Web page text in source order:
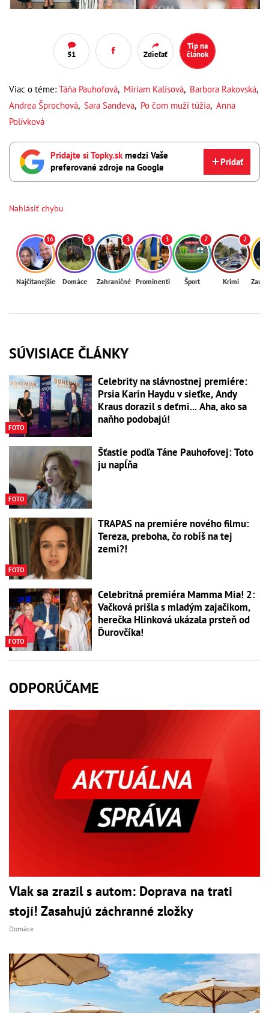
51 Zdieľať
Tip na
článok
Viac o téme: Táňa Pauhofová, Miriam Kalisová, Barbora Rakovská,
Andrea Šprochová, Sara Sandeva, Po čom muži túžia, Anna
Polívková
Pridajte si Topky.skmedzi Vaše
preferované zdroje na Google
Pridať
Nahlásiť chybu
16
Najčítanejšie
3
Domáce
3
Zahraničné
3
Prominenti
7
Šport
2
Krimi
SÚVISIACE ČLÁNKY
FOTO
Celebrity na slávnostnej premiére:
Prsia Karin Haydu v sieťke, Andy
Kraus dorazil s deťmi... Aha, ako sa
naňho podobajú!
FOTO
Šťastie podľa Táne Pauhofovej: Toto
ju napĺňa
FOTO
TRAPAS na premiére nového filmu:
Tereza, preboha, čo robíš na tej
zemi?!
FOTO
Celebritná premiéra Mamma Mia! 2:
Vačková prišla s mladým zajačikom,
herečka Hlinková ukázala prsteň od
Ďurovčíka!
ODPORÚČAME
Vlak sa zrazil s autom: Doprava na trati
stojí! Zasahujú záchranné zložky
Domáce